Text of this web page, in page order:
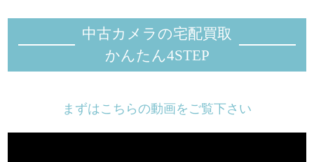
中古カメラの宅配買取
かんたん4STEP
まずはこちらの動画をご覧下さい